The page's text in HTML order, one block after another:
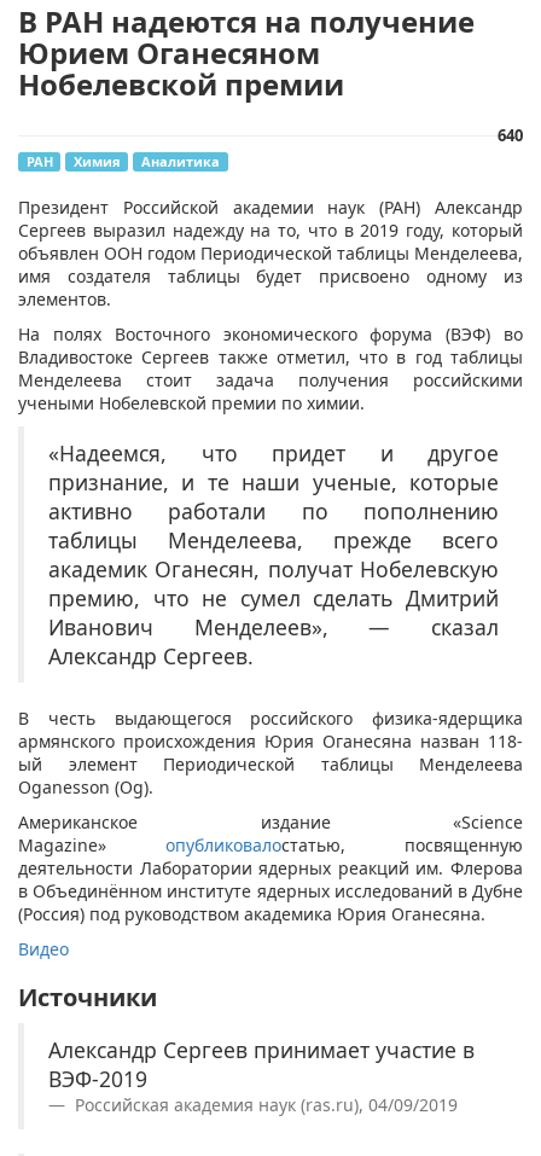
В РАН надеются на получение
Юрием Оганесяном
Нобелевской премии
640
РАН Химия Аналитика
Президент Российской академии наук (РАН) Александр
Сергеев выразил надежду на то, что в 2019 году, который
объявлен ООН годом Периодической таблицы Менделеева,
имя создателя таблицы будет присвоено одному из
элементов.
На полях Восточного экономического форума (ВЭФ) во
Владивостоке Сергеев также отметил, что в год таблицы
Менделеева стоит задача получения российскими
учеными Нобелевской премии по химии.
«Надеемся, что придет и другое
признание, и те наши ученые, которые
активно работали по пополнению
таблицы Менделеева, прежде всего
академик Оганесян, получат Нобелевскую
премию, что не сумел сделать Дмитрий
Иванович Менделеев», — сказал
Александр Сергеев.
В честь выдающегося российского физика-ядерщика
армянского происхождения Юрия Оганесяна назван 118-
ый элемент Периодической таблицы Менделеева
Oganesson (Og).
Американское издание «Science
Magazine» опубликовалостатью, посвященную
деятельности Лаборатории ядерных реакций им. Флерова
в Объединённом институте ядерных исследований в Дубне
(Россия) под руководством академика Юрия Оганесяна.
Видео
Источники
Александр Сергеев принимает участие в
ВЭФ-2019
Российская академия наук (ras.ru), 04/09/2019